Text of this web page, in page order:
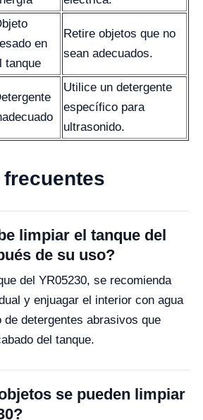
en
tanque
Retire objetos que no
sean adecuados.
Utilice un detergente
específico para
ultrasonido.
limpiar el tanque del
de su uso?
del YR05230, se recomienda
y enjuagar el interior con agua
detergentes abrasivos que
del tanque.
se pueden limpiar